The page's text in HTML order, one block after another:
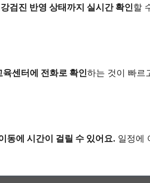
검진 반영 상태까지 실시간 확인할
센터에 전화로 확인하는 것이 빠르
동에 시간이 걸릴 수 있어요. 일정에